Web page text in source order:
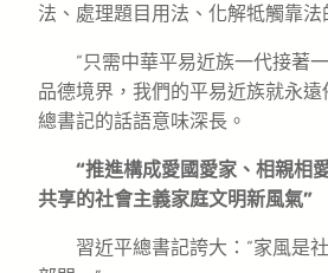
法、處理題目用法、化解牴觸靠法
“只需中華平易近族一代接著
品德境界，我們的平易近族就永遠
總書記的話語意味深長。
“推進構成愛國愛家、相親相
共享的社會主義家庭文明新風氣”
習近平總書記誇大：“家風是